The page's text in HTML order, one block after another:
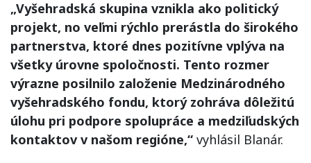
„Vyšehradská skupina vznikla ako politický
projekt, no veľmi rýchlo prerástla do širokého
partnerstva, ktoré dnes pozitívne vplýva na
všetky úrovne spoločnosti. Tento rozmer
výrazne posilnilo založenie Medzinárodného
vyšehradského fondu, ktorý zohráva dôležitú
úlohu pri podpore spolupráce a medziľudských
kontaktov v našom regióne,“ vyhlásil Blanár.